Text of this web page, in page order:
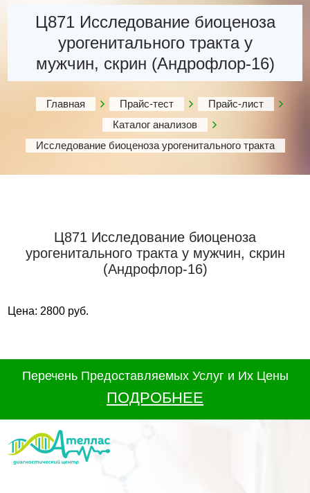
Ц871 Исследование биоценоза
урогенитального тракта у
мужчин, скрин (Андрофлор-16)
Главная Прайс-тест
Прайс-лист
Каталог анализов
Исследование биоценоза урогенитального тракта
Ц871 Исследование биоценоза
урогенитального тракта у мужчин, скрин
(Андрофлор-16)
Цена: 2800 руб.
Перечень Предоставляемых Услуг и Их Цены
ПОДРОБНЕЕ